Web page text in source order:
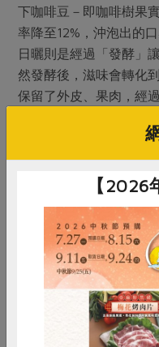
下咖啡豆－即咖啡樹果
率降至12%，沖泡出的
日曬則是經過「發酵」
然發酵後，滋味會轉化
保留了外皮、果肉，經
蘇門答亞齊省當地傳統
果實去掉外皮後，連同
的經驗與設備，且日曬
工、費時，因此每一批
性，風味都有細微的差
落建立良好的關係，一
獨一無二的日曬曼特寧
咖啡的公平貿易RPET
【2026